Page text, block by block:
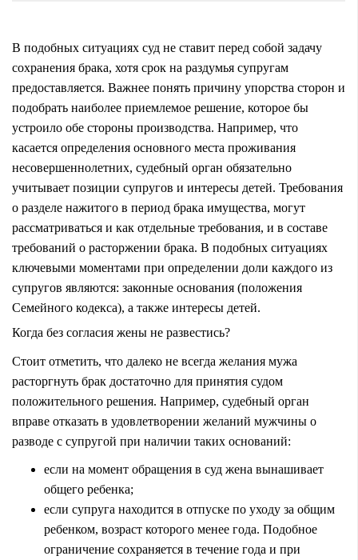
В подобных ситуациях суд не ставит перед собой задачу
сохранения брака, хотя срок на раздумья супругам
предоставляется. Важнее понять причину упорства сторон и
подобрать наиболее приемлемое решение, которое бы
устроило обе стороны производства. Например, что
касается определения основного места проживания
несовершеннолетних, судебный орган обязательно
учитывает позиции супругов и интересы детей. Требования
о разделе нажитого в период брака имущества, могут
рассматриваться и как отдельные требования, и в составе
требований о расторжении брака. В подобных ситуациях
ключевыми моментами при определении доли каждого из
супругов являются: законные основания (положения
Семейного кодекса), а также интересы детей.
Когда без согласия жены не развестись?
Стоит отметить, что далеко не всегда желания мужа
расторгнуть брак достаточно для принятия судом
положительного решения. Например, судебный орган
вправе отказать в удовлетворении желаний мужчины о
разводе с супругой при наличии таких оснований:
если на момент обращения в суд жена вынашивает
общего ребенка;
если супруга находится в отпуске по уходу за общим
ребенком, возраст которого менее года. Подобное
ограничение сохраняется в течение года и при